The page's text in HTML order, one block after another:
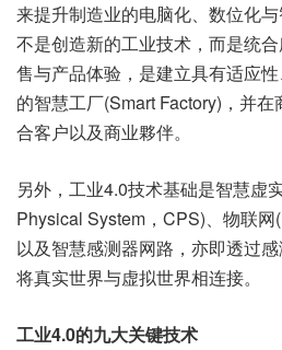
来提升制造业的电脑化、数位化
不是创造新的工业技术，而是统
售与产品体验，是建立具有适应
的智慧工厂(Smart Factory)，并
合客户以及商业夥伴。
另外，工业4.0技术基础是智慧虚
Physical System，CPS)、物联网
以及智慧感测器网路，亦即透过
将真实世界与虚拟世界相连接。
工业4.0的九大关键技术